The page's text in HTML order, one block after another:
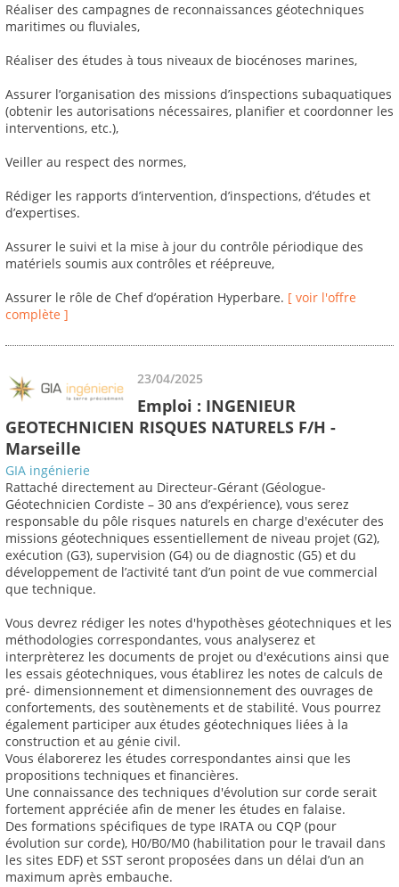
Réaliser des campagnes de reconnaissances géotechniques
maritimes ou fluviales,
Réaliser des études à tous niveaux de biocénoses marines,
Assurer l’organisation des missions d’inspections subaquatiques
(obtenir les autorisations nécessaires, planifier et coordonner les
interventions, etc.),
Veiller au respect des normes,
Rédiger les rapports d’intervention, d’inspections, d’études et
d’expertises.
Assurer le suivi et la mise à jour du contrôle périodique des
matériels soumis aux contrôles et réépreuve,
Assurer le rôle de Chef d’opération Hyperbare. [ voir l'offre
complète ]
23/04/2025
Emploi : INGENIEUR
GEOTECHNICIEN RISQUES NATURELS F/H -
Marseille
GIA ingénierie
Rattaché directement au Directeur-Gérant (Géologue-
Géotechnicien Cordiste – 30 ans d’expérience), vous serez
responsable du pôle risques naturels en charge d'exécuter des
missions géotechniques essentiellement de niveau projet (G2),
exécution (G3), supervision (G4) ou de diagnostic (G5) et du
développement de l’activité tant d’un point de vue commercial
que technique.
Vous devrez rédiger les notes d'hypothèses géotechniques et les
méthodologies correspondantes, vous analyserez et
interprèterez les documents de projet ou d'exécutions ainsi que
les essais géotechniques, vous établirez les notes de calculs de
pré- dimensionnement et dimensionnement des ouvrages de
confortements, des soutènements et de stabilité. Vous pourrez
également participer aux études géotechniques liées à la
construction et au génie civil.
Vous élaborerez les études correspondantes ainsi que les
propositions techniques et financières.
Une connaissance des techniques d'évolution sur corde serait
fortement appréciée afin de mener les études en falaise.
Des formations spécifiques de type IRATA ou CQP (pour
évolution sur corde), H0/B0/M0 (habilitation pour le travail dans
les sites EDF) et SST seront proposées dans un délai d’un an
maximum après embauche.